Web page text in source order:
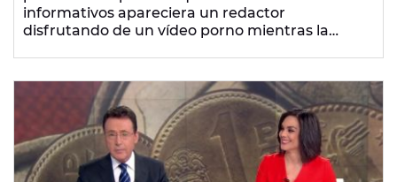
informativos apareciera un redactor
disfrutando de un vídeo porno mientras la